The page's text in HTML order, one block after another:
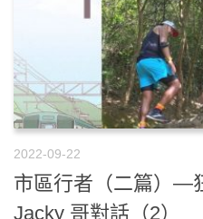
2022-09-22
市區行者（二篇）—
Jacky 哥對話（2）